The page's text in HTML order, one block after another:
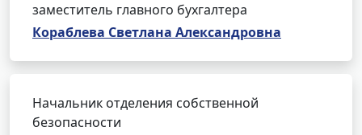
заместитель главного бухгалтера
Кораблева Светлана Александровна
Начальник отделения собственной
безопасности